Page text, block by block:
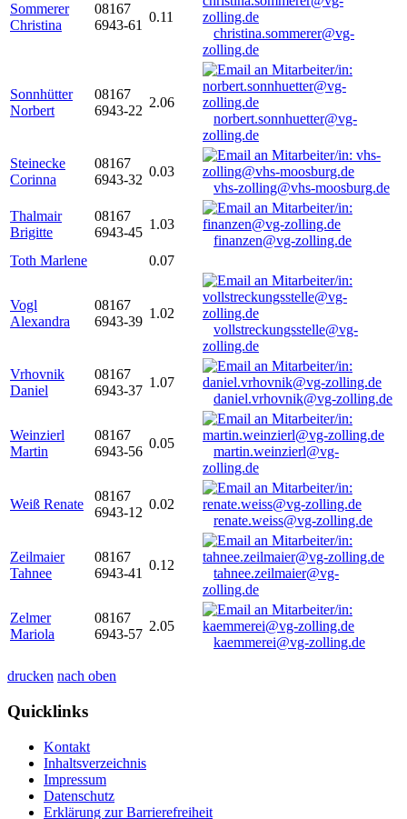
Sommerer
Christina
08167
6943-61
0.11
christina.sommerer@vg-
zolling.de
Sonnhütter
Norbert
08167
6943-22
2.06
norbert.sonnhuetter@vg-
zolling.de
Steinecke
Corinna
08167
6943-32
0.03
vhs-zolling@vhs-moosburg.de
Thalmair
Brigitte
08167
6943-45
1.03
finanzen@vg-zolling.de
Toth Marlene
0.07
Vogl
Alexandra
08167
6943-39
1.02
vollstreckungsstelle@vg-
zolling.de
Vrhovnik
Daniel
08167
6943-37
1.07
daniel.vrhovnik@vg-zolling.de
Weinzierl
Martin
08167
6943-56
0.05
martin.weinzierl@vg-
zolling.de
Weiß Renate
08167
6943-12
0.02
renate.weiss@vg-zolling.de
Zeilmaier
Tahnee
08167
6943-41
0.12
tahnee.zeilmaier@vg-
zolling.de
Zelmer
Mariola
08167
6943-57
2.05
kaemmerei@vg-zolling.de
drucken nach oben
Quicklinks
Kontakt
Inhaltsverzeichnis
Impressum
Datenschutz
Erklärung zur Barrierefreiheit